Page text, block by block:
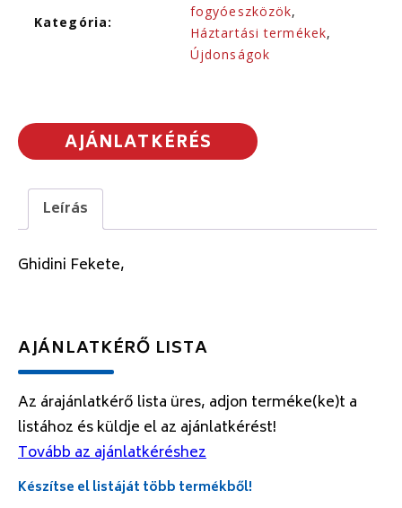
Kategória:
fogyóeszközök,
Háztartási termékek,
Újdonságok
AJÁNLATKÉRÉS
Leírás
Ghidini Fekete,
AJÁNLATKÉRŐ LISTA
Az árajánlatkérő lista üres, adjon terméke(ke)t a
listához és küldje el az ajánlatkérést!
Tovább az ajánlatkéréshez
Készítse el listáját több termékből!